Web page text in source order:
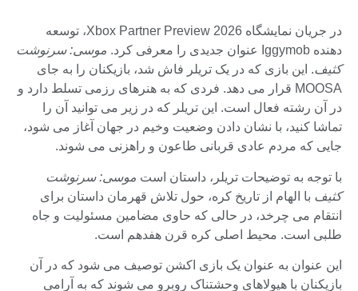
در جریان نمایشگاه Xbox Partner Preview 2026، توسعه
دهنده Iggymob عنوان جدیدی را معرفی کرد.
موسی: سرنوشت
کثیف. این بازی که در یک تریلر فاش شد، بازیکنان را به جای
MOOSA قرار می دهد. فردی که به هنرهای رزمی تسلط دارد و
در آن رشته فعال است. این تریلر که در زیر می توانید آن را
تماشا کنید، با نشان دادن وضعیت وخیم در جهان آغاز می شود،
جایی که مردم عادی قربانی طاعون و راهزنی می شوند.
با توجه به توضیحات تریلر، داستان است موسی: سرنوشت
کثیف با الهام از تاریخ کره، حول تلاش قهرمان داستان برای
انتقام می چرخد، در حالی که حاوی مضامین مسئولیت و جاه
طلبی است. محیط اصلی کره قرن هفدهم است.
این عنوان به عنوان یک بازی اکشن توصیف می شود که در آن
بازیکنان با هیولاهای وحشتناک روبرو می شوند که به آرامی